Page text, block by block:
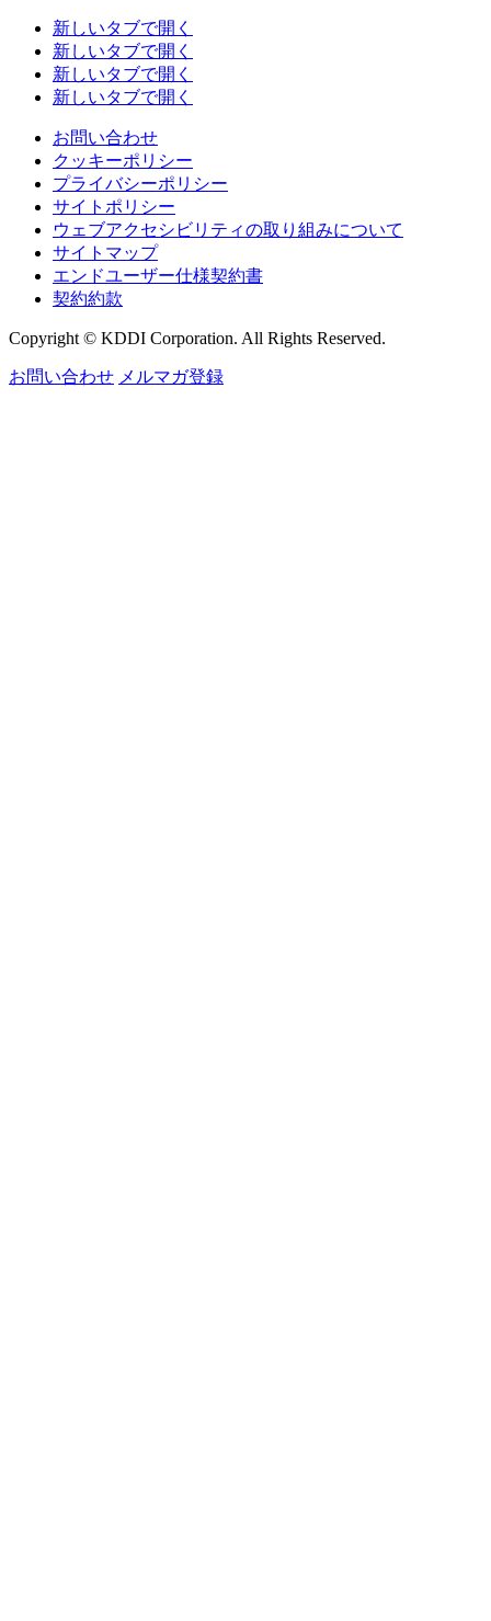
新しいタブで開く
新しいタブで開く
新しいタブで開く
新しいタブで開く
お問い合わせ
クッキーポリシー
プライバシーポリシー
サイトポリシー
ウェブアクセシビリティの取り組みについて
サイトマップ
エンドユーザー仕様契約書
契約約款
Copyright © KDDI Corporation. All Rights Reserved.
お問い合わせ メルマガ登録